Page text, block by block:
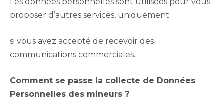
proposer d’autres services, uniquement
si vous avez accepté de recevoir des
communications commerciales.
Comment se passe la collecte de Données
Personnelles des mineurs ?